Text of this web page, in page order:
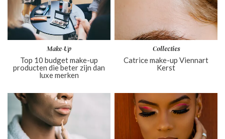
Make-Up
Top 10 budget make-up
producten die beter zijn dan
luxe merken
Collecties
Catrice make-up Viennart
Kerst